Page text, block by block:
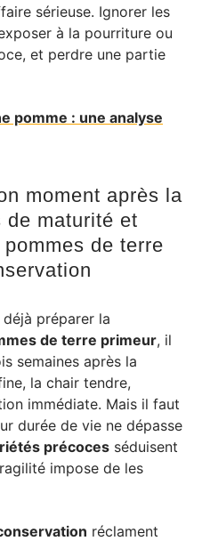
sérieuse. Ignorer les
à la pourriture ou
et perdre une partie
pomme : une analyse
moment après la
maturité et
de terre
déjà préparer la
de terre primeur, il
semaines après la
la chair tendre,
immédiate. Mais il faut
durée de vie ne dépasse
précoces séduisent
impose de les
réclament